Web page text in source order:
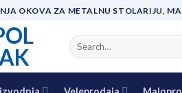
OKOVA ZA METALNU STOLARIJU,
Search
for: